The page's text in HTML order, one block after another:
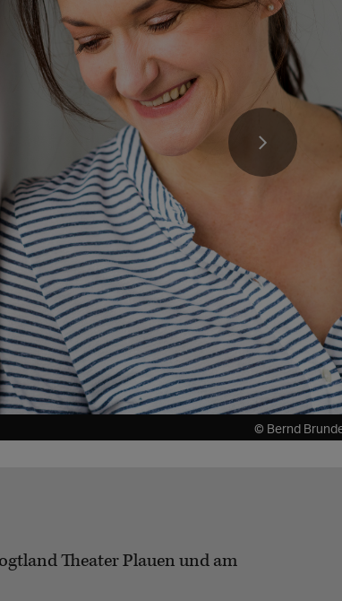
© Bernd
Theater Plauen und am